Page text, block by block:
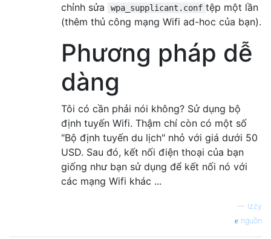
chỉnh sửa
wpa_supplicant.conf tệp một lần
(thêm thủ công mạng Wifi ad-hoc của bạn).
Phương pháp dễ
dàng
Tôi có cần phải nói không? Sử dụng bộ
định tuyến Wifi. Thậm chí còn có một số
"Bộ định tuyến du lịch" nhỏ với giá dưới 50
USD. Sau đó, kết nối điện thoại của bạn
giống như bạn sử dụng để kết nối nó với
các mạng Wifi khác ...
— Izzy
nguồn